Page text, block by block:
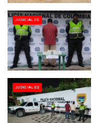
JUDICIALES
JUDICIALES